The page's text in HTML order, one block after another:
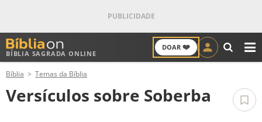
BÍBLIA SAGRADA ONLINE
DOAR ❤️
ANTIGO TESTAMENTO
Bíblia Temas da Bíblia
Versículos sobre Soberba